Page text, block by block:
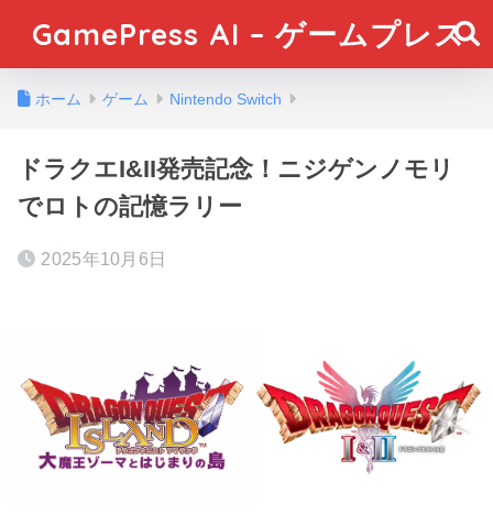
GamePress AI – ゲームプレス
ホーム ゲーム Nintendo Switch
ドラクエI&II発売記念！ニジゲンノモリ
でロトの記憶ラリー
2025年10月6日